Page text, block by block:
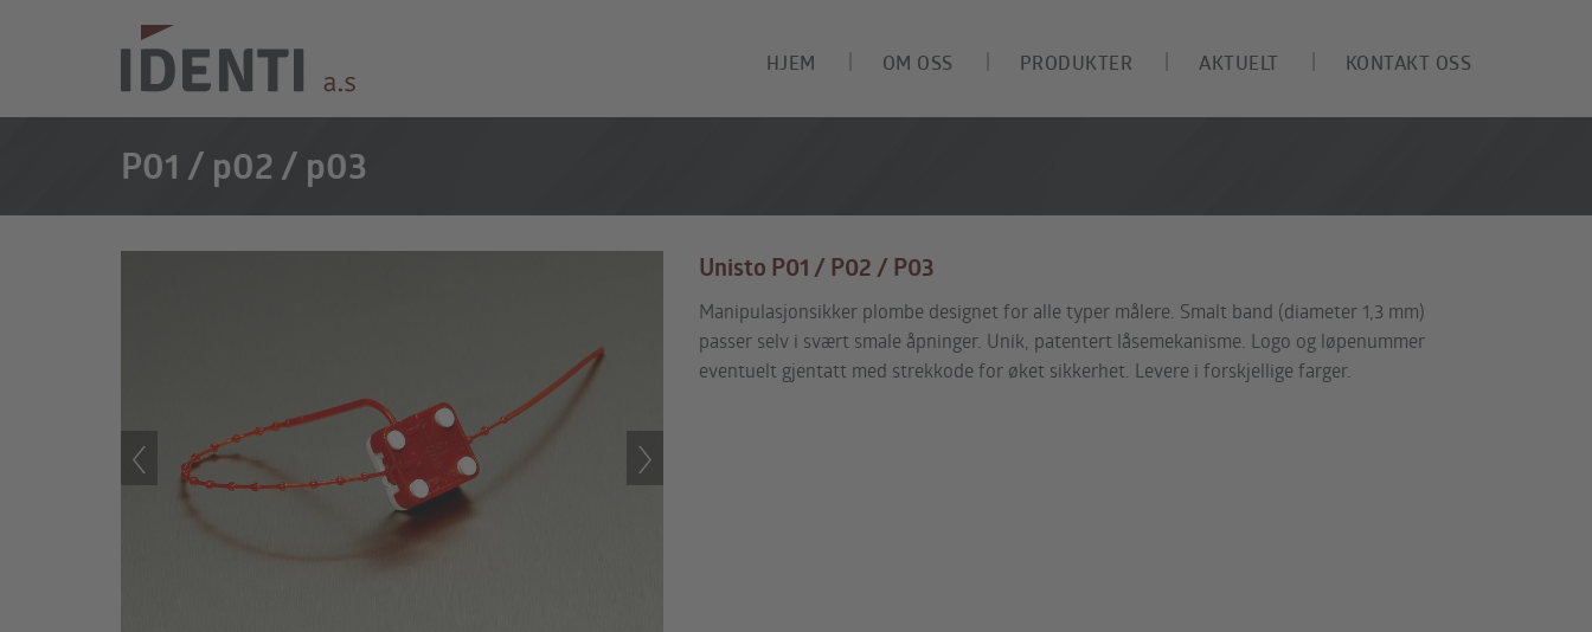
HJEM OM OSS PRODUKTER AKTUELT KONTAKT OSS
P01 / p02 / p03
Unisto P01 / P02 / P03
Manipulasjonsikker plombe designet for alle typer målere. Smalt band (diameter 1,3 mm)
passer selv i svært smale åpninger. Unik, patentert låsemekanisme. Logo og løpenummer
eventuelt gjentatt med strekkode for øket sikkerhet. Levere i forskjellige farger.